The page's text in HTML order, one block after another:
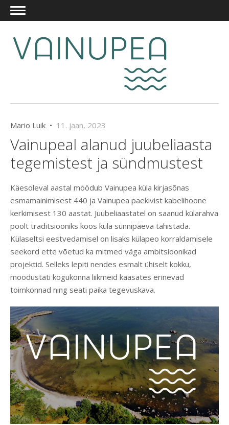
Mario Luik • 11. jaan, 2023
Vainupeal alanud juubeliaasta
tegemistest ja sündmustest
Käesoleval aastal möödub Vainupea küla kirjasõnas
esmamainimisest 440 ja Vainupea paekivist kabelihoone
kerkimisest 130 aastat. Juubeliaastatel on saanud külarahva
poolt traditsiooniks koos küla sünnipäeva tähistada.
Külaseltsi eestvedamisel on lisaks külapeo korraldamisele
seekord ette võetud ka mitmed väga ambitsioonikad
projektid. Selleks lepiti nendes esmalt ühiselt kokku,
moodustati kogukonna liikmeid kaasates erinevad
toimkonnad ning seati paika tegevuskava.